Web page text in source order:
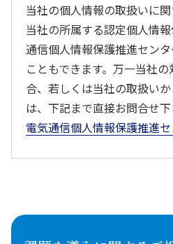
当社の個人情報の取扱いに関
当社の所属する認定個人情
通信個人情報保護推進セン
こともできます。万一当社
合、若しくは当社の取扱い
は、下記まで直接お問合せ下
電気通信個人情報保護推進